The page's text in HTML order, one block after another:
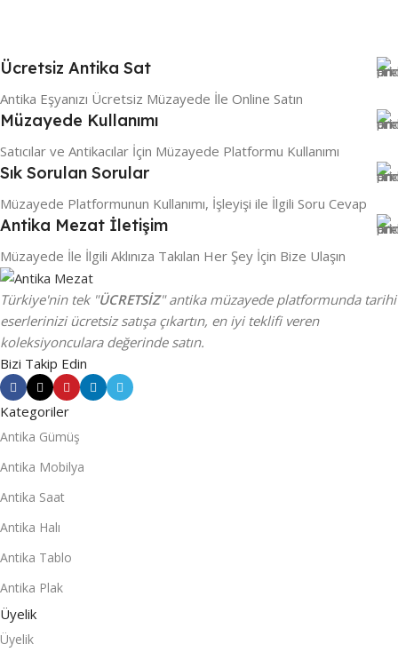
Ücretsiz Antika Sat
Antika Eşyanızı Ücretsiz Müzayede İle Online Satın
Müzayede Kullanımı
Satıcılar ve Antikacılar İçin Müzayede Platformu Kullanımı
Sık Sorulan Sorular
Müzayede Platformunun Kullanımı, İşleyişi ile İlgili Soru Cevap
Antika Mezat İletişim
Müzayede İle İlgili Aklınıza Takılan Her Şey İçin Bize Ulaşın
Türkiye'nin tek "ÜCRETSİZ" antika müzayede platformunda tarihi
eserlerinizi ücretsiz satışa çıkartın, en iyi teklifi veren
koleksiyonculara değerinde satın.
Bizi Takip Edin
Kategoriler
Antika Gümüş
Antika Mobilya
Antika Saat
Antika Halı
Antika Tablo
Antika Plak
Üyelik
Üyelik